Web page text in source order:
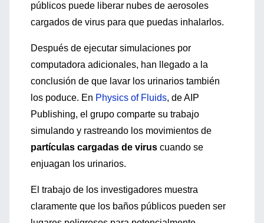
públicos puede liberar nubes de aerosoles
cargados de virus para que puedas inhalarlos.
Después de ejecutar simulaciones por
computadora adicionales, han llegado a la
conclusión de que lavar los urinarios también
los poduce. En Physics of Fluids, de AIP
Publishing, el grupo comparte su trabajo
simulando y rastreando los movimientos de
partículas cargadas de virus cuando se
enjuagan los urinarios.
El trabajo de los investigadores muestra
claramente que los baños públicos pueden ser